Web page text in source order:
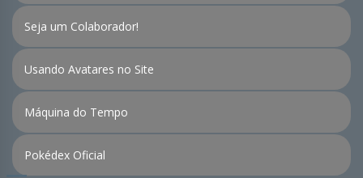
Seja um Colaborador!
Usando Avatares no Site
Máquina do Tempo
Pokédex Oficial